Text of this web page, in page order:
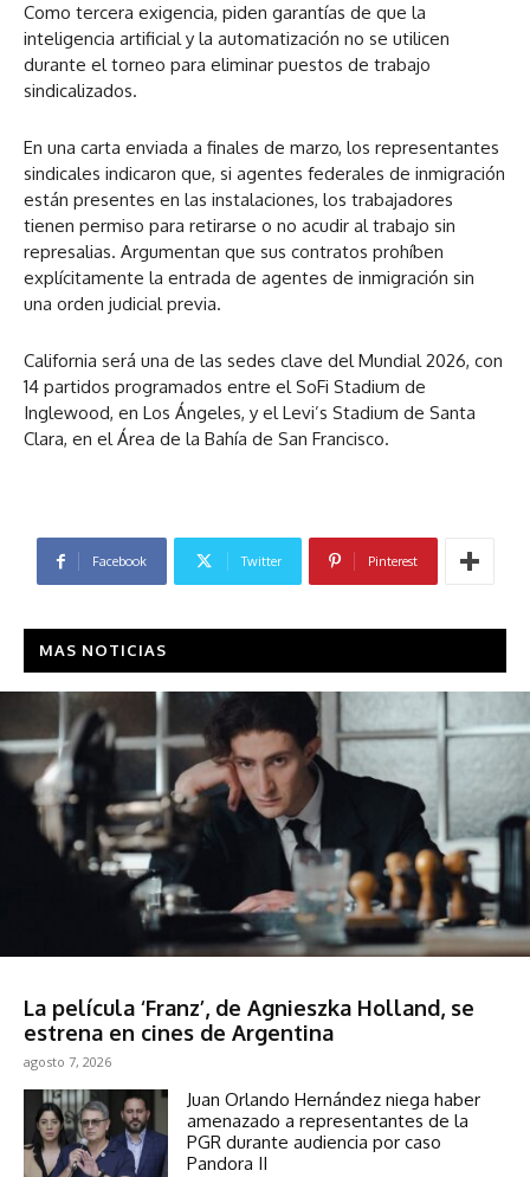
Como tercera exigencia, piden garantías de que la
inteligencia artificial y la automatización no se utilicen
durante el torneo para eliminar puestos de trabajo
sindicalizados.
En una carta enviada a finales de marzo, los representantes
sindicales indicaron que, si agentes federales de inmigración
están presentes en las instalaciones, los trabajadores
tienen permiso para retirarse o no acudir al trabajo sin
represalias. Argumentan que sus contratos prohíben
explícitamente la entrada de agentes de inmigración sin
una orden judicial previa.
California será una de las sedes clave del Mundial 2026, con
14 partidos programados entre el SoFi Stadium de
Inglewood, en Los Ángeles, y el Levi’s Stadium de Santa
Clara, en el Área de la Bahía de San Francisco.
Facebook Twitter Pinterest
MAS NOTICIAS
La película ‘Franz’, de Agnieszka Holland, se
estrena en cines de Argentina
agosto 7, 2026
Juan Orlando Hernández niega haber
amenazado a representantes de la
PGR durante audiencia por caso
Pandora II